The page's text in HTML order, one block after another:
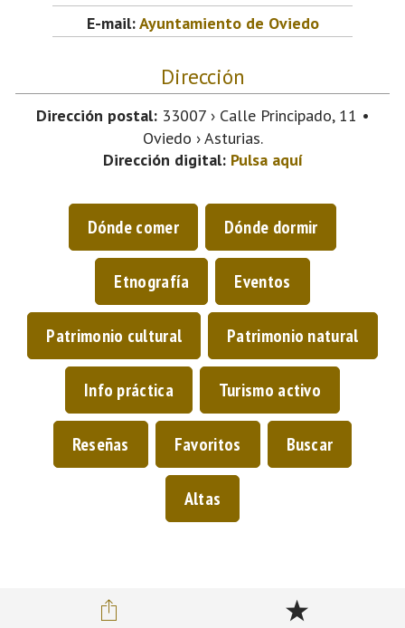
E-mail:Ayuntamiento de Oviedo
Dirección
Dirección postal:33007 › Calle Principado, 11 •
Oviedo › Asturias.
Dirección digital: Pulsa aquí
Dónde comer Dónde dormir
Etnografía Eventos
Patrimonio cultural Patrimonio natural
Info práctica Turismo activo
Reseñas Favoritos Buscar
Altas